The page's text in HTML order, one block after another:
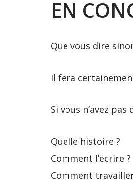
EN
Que vous dire
Il fera
Si vous n’avez
Quelle histoire ?
Comment l’écrire ?
Comment